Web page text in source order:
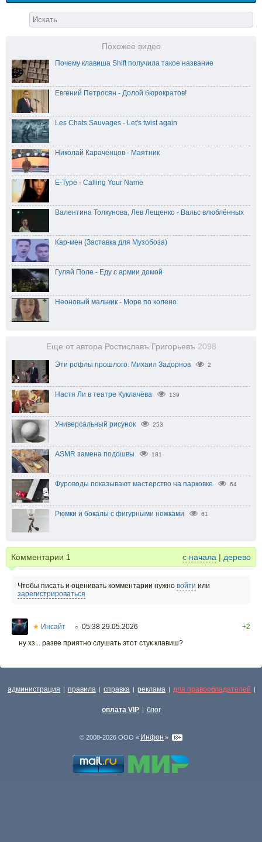
Похожее видео
Почему клавиша Shift получила такое название
Евгений Петросян - Долой бюрократов!
Les Chats Sauvages - Let's twist again
Николай Караченцов - Маятник
E-Type - Calling Your Name
Валентина Толкунова, Лев Лещенко - Вальс влюблённых
Кар-мен (Заставка для Музобоза)
Гуляй Поле - Еду с армии домой
Неоновый мальчик - Море по колено
Еще от автора Ростиславъ Григорьевъ 2098
Эти рофлы прошлого. Михаил Задорнов 2
Настя Ли в театре Куклачёва 139
Универсальный рисунок 253
ASMR замена подошвы 181
Фуроводы показывают мастерство на парковке 64
Рюмки и бокалы с фигурными ножками 61
Комментарии 1 с начала | дерево
Чтобы писать и оценивать комментарии нужно войти или
зарегистрироваться
★ Инсайт ○ 05:38 29.05.2026
+2
ну хз... разве приятно слушать этот стук клавиш?
администрация | правила | справка | реклама | для правообладателей |
оплата VIP | блог
© 2008-2026 ООО « Инфон »